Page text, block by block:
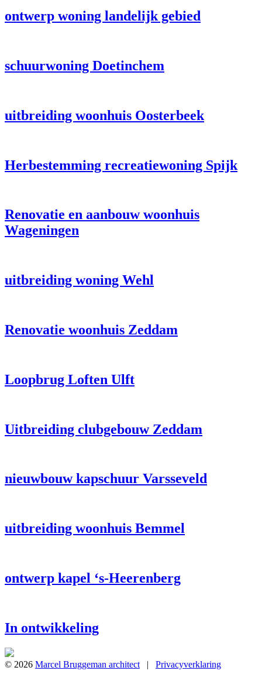
ontwerp woning landelijk gebied
schuurwoning Doetinchem
uitbreiding woonhuis Oosterbeek
Herbestemming recreatiewoning Spijk
Renovatie en aanbouw woonhuis
Wageningen
uitbreiding woning Wehl
Renovatie woonhuis Zeddam
Loopbrug Loften Ulft
Uitbreiding clubgebouw Zeddam
nieuwbouw kapschuur Varsseveld
uitbreiding woonhuis Bemmel
ontwerp kapel ‘s-Heerenberg
In ontwikkeling
© 2026 Marcel Bruggeman architect | Privacyverklaring